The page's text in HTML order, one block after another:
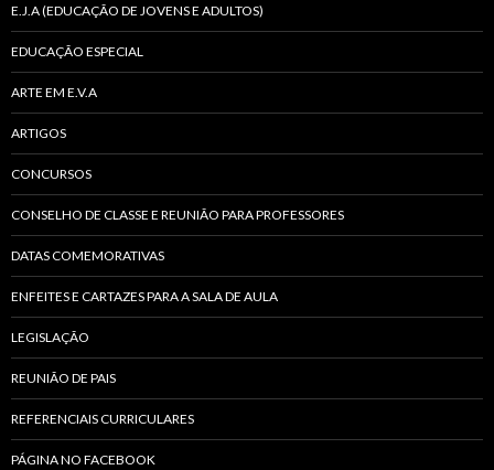
E.J.A (EDUCAÇÃO DE JOVENS E ADULTOS)
EDUCAÇÃO ESPECIAL
ARTE EM E.V.A
ARTIGOS
CONCURSOS
CONSELHO DE CLASSE E REUNIÃO PARA PROFESSORES
DATAS COMEMORATIVAS
ENFEITES E CARTAZES PARA A SALA DE AULA
LEGISLAÇÃO
REUNIÃO DE PAIS
REFERENCIAIS CURRICULARES
PÁGINA NO FACEBOOK